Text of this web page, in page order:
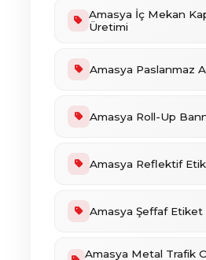
Amasya İç Mekan
Üretimi
Amasya Paslanmaz
Amasya Roll-Up
Amasya Reflektif
Amasya Şeffaf Etiket
Amasya Metal Trafik